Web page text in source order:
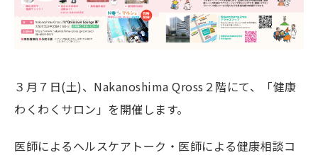
３月７日(土)、Nakanoshima Qross２階にて、「健康
わくわくサロン」を開催します。
医師によるヘルスケアトーク・医師による健康相談コ